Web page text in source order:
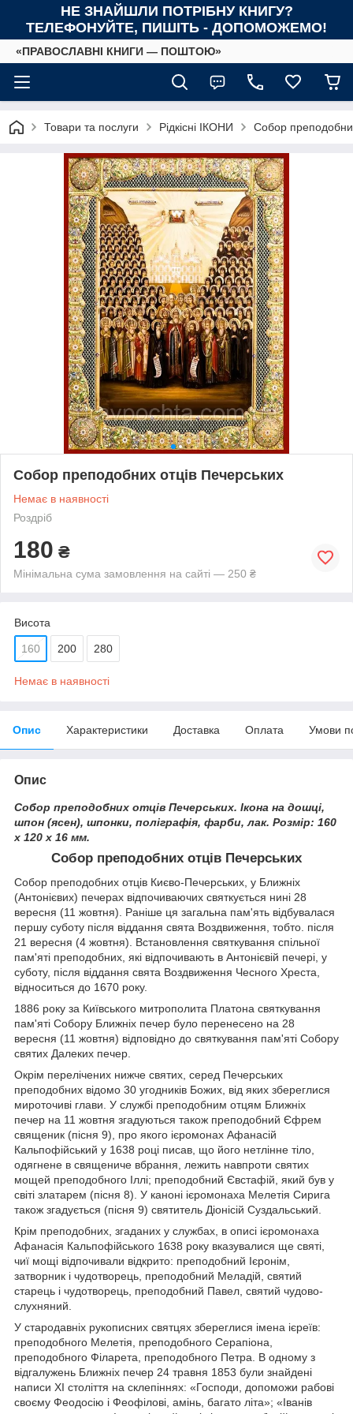
НЕ ЗНАЙШЛИ ПОТРІБНУ КНИГУ?
ТЕЛЕФОНУЙТЕ, ПИШІТЬ - ДОПОМОЖЕМО!
«ПРАВОСЛАВНІ КНИГИ — ПОШТОЮ»
Товари та послуги Рідкісні ІКОНИ Собор
Собор преподобних отців Печерських
Немає в наявності
Роздріб
180 ₴
Мінімальна сума замовлення на сайті — 250 ₴
Висота
160 200 280
Немає в наявності
Опис Характеристики Доставка Оплата Умови
Опис
Собор преподобних отців Печерських. Ікона на дошці,
шпон (ясен), шпонки, поліграфія, фарби, лак. Розмір: 160
х 120 х 16 мм.
Собор преподобних отців Печерських
Собор преподобних отців Києво-Печерських, у Ближніх
(Антонієвих) печерах відпочиваючих святкується нині 28
вересня (11 жовтня). Раніше ця загальна пам'ять відбувалася
першу суботу після віддання свята Воздвиження, тобто. після
21 вересня (4 жовтня). Встановлення святкування спільної
пам'яті преподобних, які відпочивають в Антонієвій печері, у
суботу, після віддання свята Воздвиження Чесного Хреста,
відноситься до 1670 року.
1886 року за Київського митрополита Платона святкування
пам'яті Собору Ближніх печер було перенесено на 28
вересня (11 жовтня) відповідно до святкування пам'яті Собору
святих Далеких печер.
Окрім перелічених нижче святих, серед Печерських
преподобних відомо 30 угодників Божих, від яких збереглися
мироточиві глави. У службі преподобним отцям Ближніх
печер на 11 жовтня згадуються також преподобний Єфрем
священик (пісня 9), про якого ієромонах Афанасій
Кальпофійський у 1638 році писав, що його нетлінне тіло,
одягнене в священиче вбрання, лежить навпроти святих
мощей преподобного Іллі; преподобний Євстафій, який був у
світі златарем (пісня 8). У каноні ієромонаха Мелетія Сирига
також згадується (пісня 9) святитель Діонісій Суздальський.
Крім преподобних, згаданих у службах, в описі ієромонаха
Афанасія Кальпофійського 1638 року вказувалися ще святі,
чиї мощі відпочивали відкрито: преподобний Ієронім,
затворник і чудотворець, преподобний Меладій, святий
старець і чудотворець, преподобний Павел, святий чудово-
слухняний.
У стародавніх рукописних святцях збереглися імена ієреїв:
преподобного Мелетія, преподобного Серапіона,
преподобного Філарета, преподобного Петра. В одному з
відгалужень Ближніх печер 24 травня 1853 були знайдені
написи XI століття на склепіннях: «Господи, допоможи рабові
своєму Феодосію і Феофілові, амінь, багато літа»; «Іванів